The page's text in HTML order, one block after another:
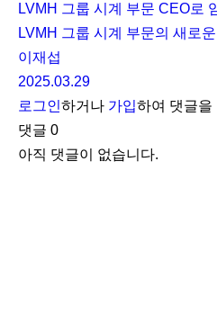
LVMH 그룹 시계 부문 CEO로
LVMH 그룹 시계 부문의 새로
이재섭
2025.03.29
로그인하거나 가입하여 댓글을
댓글 0
아직 댓글이 없습니다.